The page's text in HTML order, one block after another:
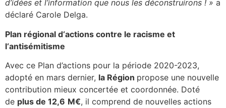
d’idées et l’information que nous les déconstruirons ! » a
déclaré Carole Delga.
Plan régional d‘actions contre le racisme et
l‘antisémitisme
Avec ce Plan d’actions pour la période 2020-2023,
adopté en mars dernier, la Région propose une nouvelle
contribution mieux concertée et coordonnée. Doté
de plus de 12,6 M€, il comprend de nouvelles actions